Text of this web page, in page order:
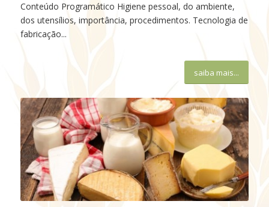
Conteúdo Programático Higiene pessoal, do ambiente,
dos utensílios, importância, procedimentos. Tecnologia de
fabricação...
saiba mais...